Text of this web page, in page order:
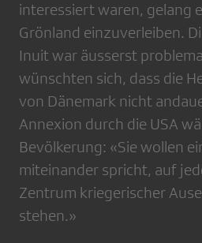
interessiert waren, gelang
Grönland einzuverleiben.
Inuit war äusserst
wünschten sich, dass die
von Dänemark nicht
Annexion durch die USA
Bevölkerung: «Sie wollen
miteinander spricht, auf
Zentrum kriegerischer
stehen.»